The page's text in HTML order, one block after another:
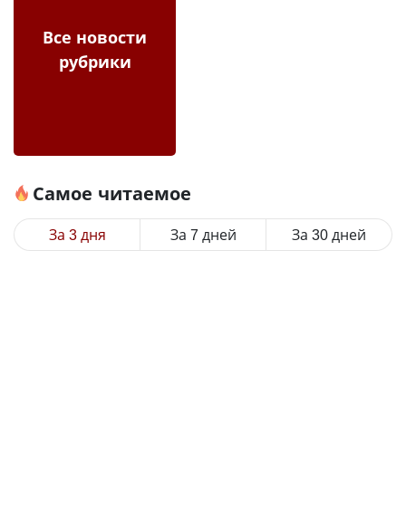
Все новости
рубрики
Самое читаемое
За 3 дня За 7 дней За 30 дней